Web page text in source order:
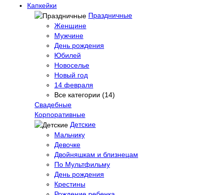
Капкейки
Праздничные
Женщине
Мужчине
День рождения
Юбилей
Новоселье
Новый год
14 февраля
Все категории (14)
Свадебные
Корпоративные
Детские
Мальчику
Девочке
Двойняшкам и близнецам
По Мультфильму
День рождения
Крестины